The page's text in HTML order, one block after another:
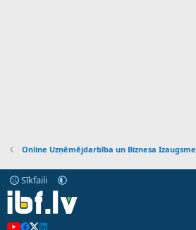
Online Uzņēmējdarbība un Biznesa Izaugsme
Sīkfaili